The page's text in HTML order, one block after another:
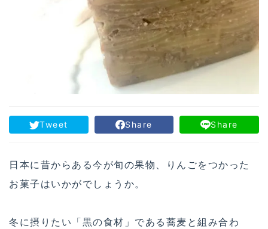
Tweet Share Share
日本に昔からある今が旬の果物、りんごをつかった
お菓子はいかがでしょうか。
冬に摂りたい「黒の食材」である蕎麦と組み合わ